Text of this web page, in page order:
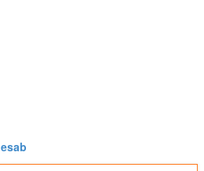
esab